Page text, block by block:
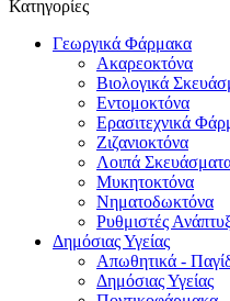
Κατηγορίες
Γεωργικά Φάρμακα
Ακαρεοκτόνα
Βιολογικά
Εντομοκτόνα
Ερασιτεχνικά
Ζιζανιοκτόνα
Λοιπά
Μυκητοκτόνα
Νηματοδωκτόνα
Ρυθμιστές
Δημόσιας Υγείας
Απωθητικά -
Δημόσιας Υγείας